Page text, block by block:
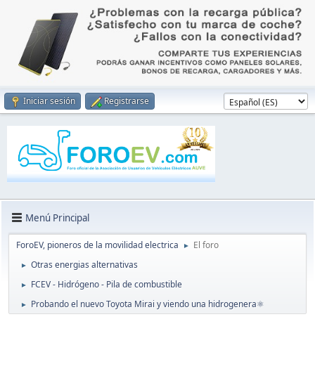
Iniciar sesión Registrarse
Menú Principal
ForoEV, pioneros de la movilidad electrica ► El foro
► Otras energias alternativas
► FCEV - Hidrógeno - Pila de combustible
► Probando el nuevo Toyota Mirai y viendo una hidrogenera⚛️